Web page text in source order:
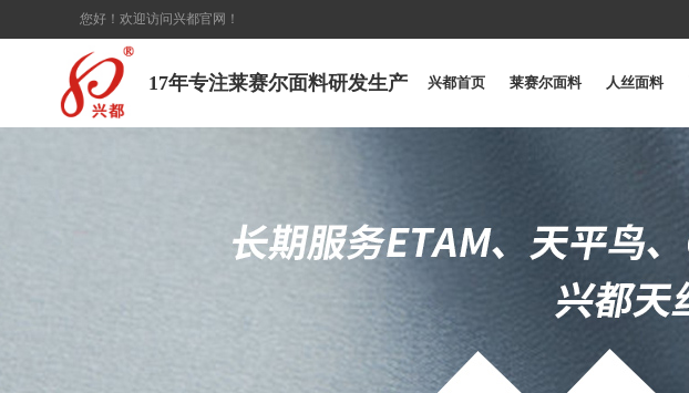
您好！欢迎访问兴都官网！
17年专注莱赛尔面料研发生产 兴都首页 莱赛尔面料 人丝面料